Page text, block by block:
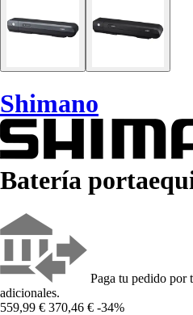
Shimano
Batería
Paga tu pedido por
adicionales.
559,99 € 370,46 € -34%